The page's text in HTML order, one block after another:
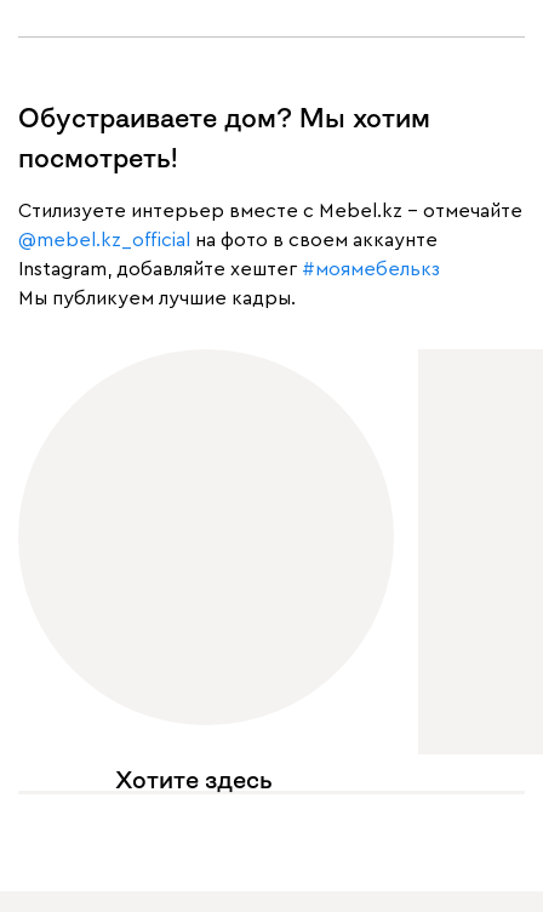
Обустраиваете дом? Мы хотим
посмотреть!
Cтилизуете интерьер вместе с Mebel.kz – отмечайте
@mebel.kz_official
на фото в своем аккаунте
Instagram, добавляйте хештег #моямебелькз
Мы публикуем лучшие кадры.
Хотите здесь